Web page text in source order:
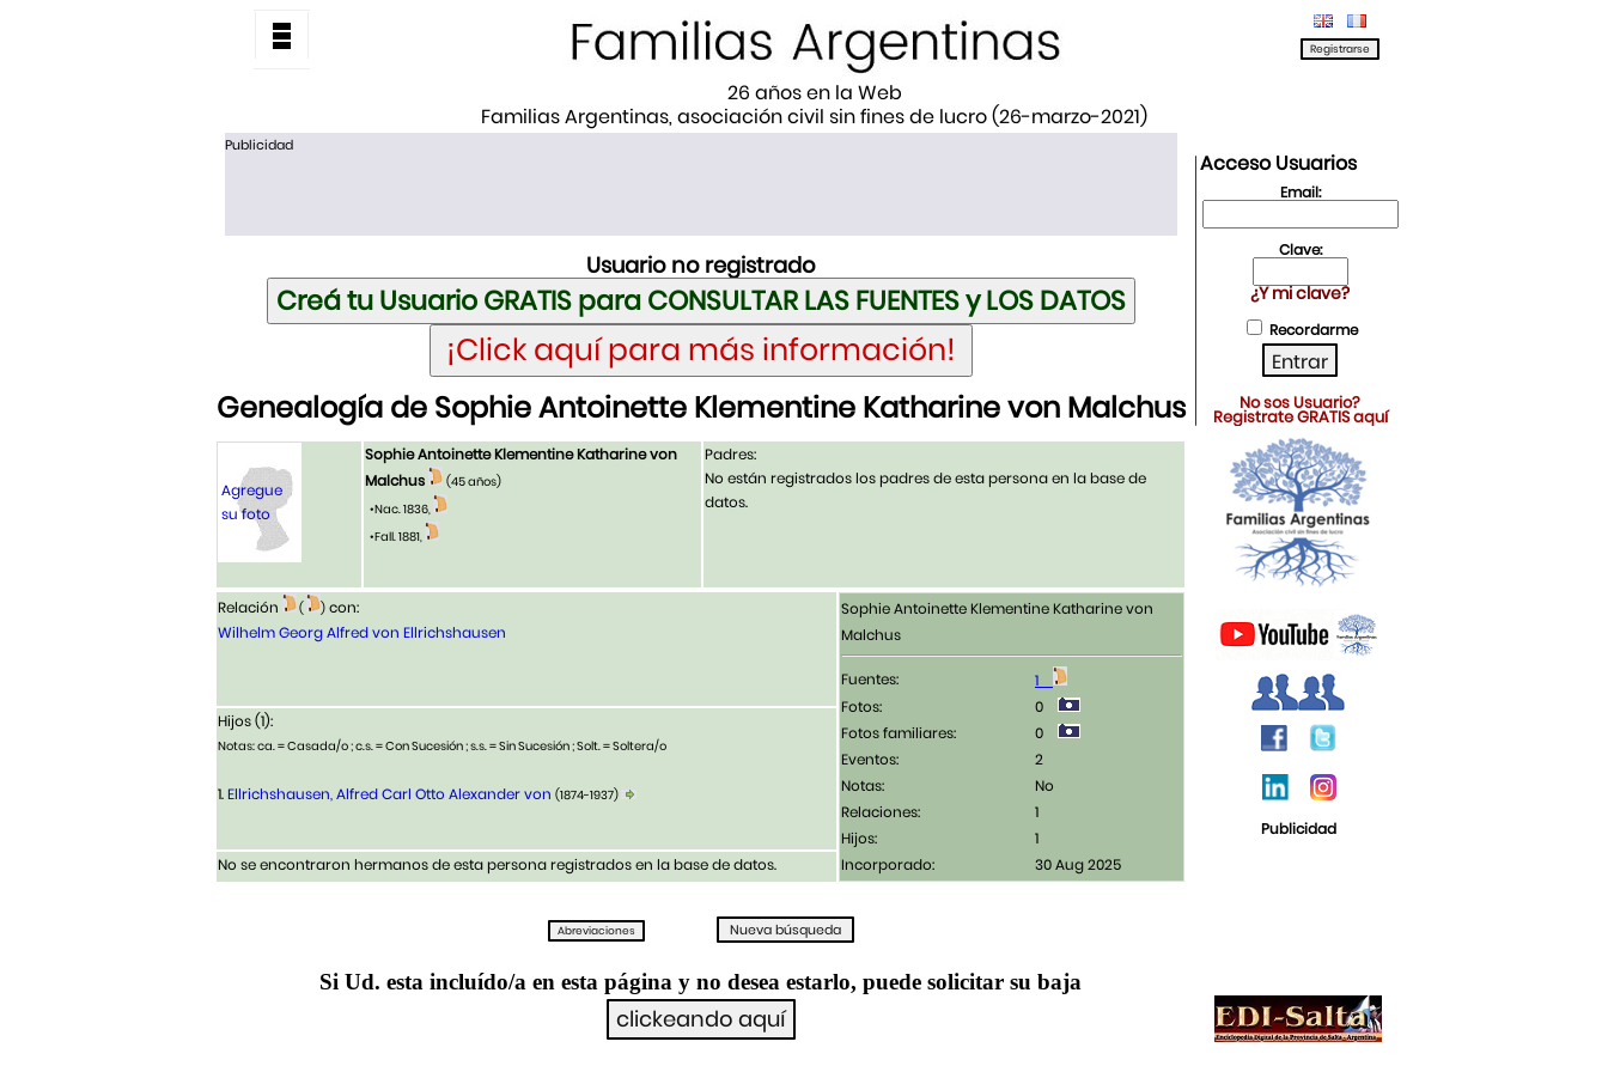
26 años en la Web
Familias Argentinas, asociación civil sin fines de lucro (26-marzo-2021)
Publicidad
Usuario no registrado
Genealogía de Sophie Antoinette Klementine Katharine von Malchus
Agregue
su foto
Sophie Antoinette Klementine Katharine von
Malchus
(45 años)
•Nac. 1836,
•Fall. 1881,
Padres:
No están registrados los padres de esta persona en la base de
datos.
Relación ( ) con:
Wilhelm Georg Alfred von Ellrichshausen
Sophie Antoinette Klementine Katharine von
Malchus
Fuentes:
1
Fotos:
0
Fotos familiares:
0
Eventos:
2
Notas:
No
Relaciones:
1
Hijos:
1
Incorporado:
30 Aug 2025
Hijos (1):
Notas: ca. = Casada/o ; c.s. = Con Sucesión ; s.s. = Sin Sucesión ; Solt. = Soltera/o
1.Ellrichshausen, Alfred Carl Otto Alexander von (1874-1937)
No se encontraron hermanos de esta persona registrados en la base de datos.
Si Ud. esta incluído/a en esta página y no desea estarlo, puede solicitar su baja
Acceso Usuarios
Email:
Clave:
¿Y mi clave?
Recordarme
No sos Usuario?
Registrate GRATIS aquí
Publicidad